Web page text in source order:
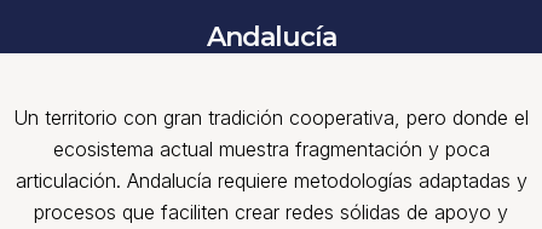
Andalucía
Un territorio con gran tradición cooperativa, pero donde el
ecosistema actual muestra fragmentación y poca
articulación. Andalucía requiere metodologías adaptadas y
procesos que faciliten crear redes sólidas de apoyo y